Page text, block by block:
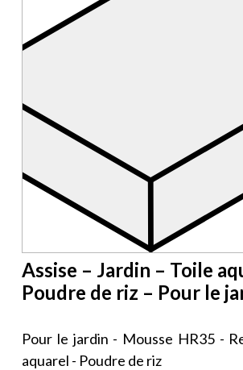
Assise – Jardin – Toile
Poudre de riz – Pour le
Pour le jardin - Mousse HR35 -
aquarel - Poudre de riz